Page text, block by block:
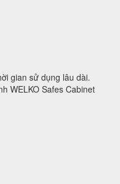
gian sử dụng lâu dài.
WELKO Safes Cabinet